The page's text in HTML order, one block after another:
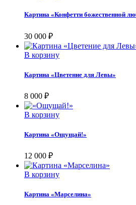
Картина «Конфетти божественной
30 000 ₽
В корзину
Картина «Цветение для Левы»
8 000 ₽
В корзину
Картина «Ощущай!»
12 000 ₽
В корзину
Картина «Марселина»